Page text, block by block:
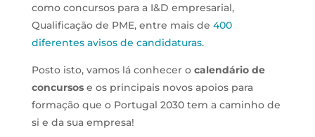
como concursos para a I&D empresarial,
Qualificação de PME, entre mais de 400
diferentes avisos de candidaturas.
Posto isto, vamos lá conhecer o calendário de
concursose os principais novos apoios para
formação que o Portugal 2030 tem a caminho de
si e da sua empresa!